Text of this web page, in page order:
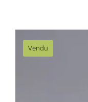
Vendu